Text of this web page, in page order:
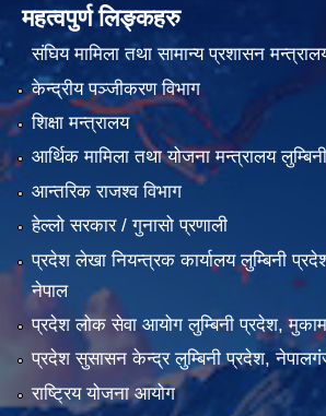
महत्वपुर्ण लिङ्कहरु
संघिय मामिला तथा सामान्य प्रशासन
केन्द्रीय पञ्जीकरण विभाग
शिक्षा मन्त्रालय
आर्थिक मामिला तथा योजना मन्त्रालय
आन्तरिक राजश्व विभाग
हेल्लो सरकार / गुनासो प्रणाली
प्रदेश लेखा नियन्त्रक कार्यालय लुम्बिनी
नेपाल
प्रदेश लोक सेवा आयोग लुम्बिनी प्रदेश,
प्रदेश सुसासन केन्द्र लुम्बिनी प्रदेश,
राष्ट्रिय योजना आयोग